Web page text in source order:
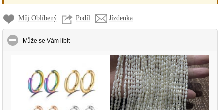
Můj Oblíbený Podíl Jízdenka
Může se Vám líbitclick to collapse contents